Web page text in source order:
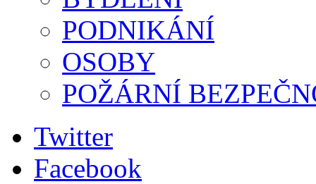
PODNIKÁNÍ
OSOBY
POŽÁRNÍ
Twitter
Facebook